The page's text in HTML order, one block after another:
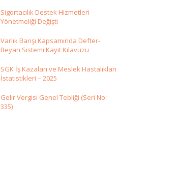
Sigortacılık Destek Hizmetleri
Yönetmeliği Değişti
Varlık Barışı Kapsamında Defter-
Beyan Sistemi Kayıt Kılavuzu
SGK İş Kazaları ve Meslek Hastalıkları
İstatistikleri – 2025
Gelir Vergisi Genel Tebliği (Seri No:
335)